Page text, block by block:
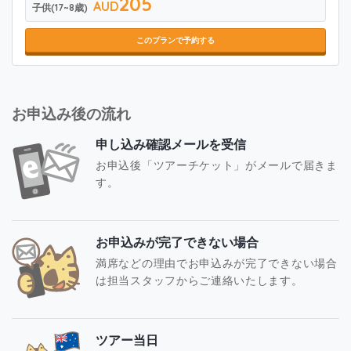
子供(17~8歳) AUD
このプランで予約する
お申込み後の流れ
申し込み確認メールを受信
お申込後「ツアーチケット」がメールで届きま
す。
お申込みが完了できない場合
満席などの理由でお申込みが完了できない場合
は担当スタッフからご連絡いたします。
ツアー当日